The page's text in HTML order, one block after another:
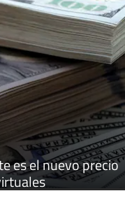
es el nuevo precio